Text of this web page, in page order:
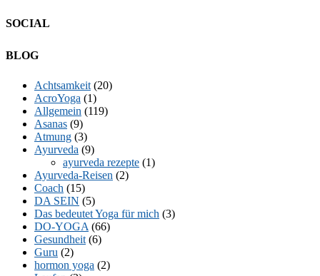
SOCIAL
Facebook
Twitter
E-
LinkedIn
YouTube
Instagram
BLOG
Achtsamkeit(20)
AcroYoga (1)
Allgemein (119)
Asanas (9)
Atmung (3)
Ayurveda (9)
ayurveda rezepte (1)
Ayurveda-Reisen (2)
Coach (15)
DA SEIN (5)
Das bedeutet Yoga für mich (3)
DO-YOGA(66)
Gesundheit(6)
Guru (2)
hormon yoga (2)